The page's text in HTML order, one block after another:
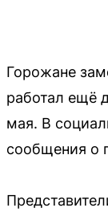
Горожане
работал ещё
мая. В
сообщения о